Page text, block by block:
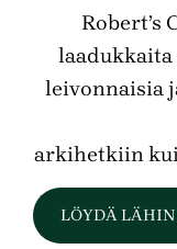
Robert’s
leivonnaisia
arkihetkiin
LÖYDÄ LÄHIN